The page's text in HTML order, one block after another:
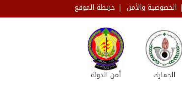
الخصوصية والأمن خريطة الموقع
أمن الدولة الجمارك